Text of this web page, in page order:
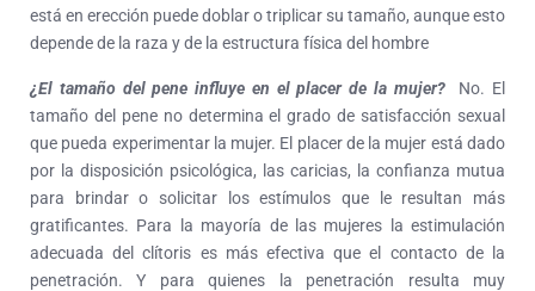
está en erección puede doblar o triplicar su tamaño, aunque esto
depende de la raza y de la estructura física del hombre
¿El tamaño del pene influye en el placer de la mujer?
No. El
tamaño del pene no determina el grado de satisfacción sexual
que pueda experimentar la mujer. El placer de la mujer está dado
por la disposición psicológica, las caricias, la confianza mutua
para brindar o solicitar los estímulos que le resultan más
gratificantes. Para la mayoría de las mujeres la estimulación
adecuada del clítoris es más efectiva que el contacto de la
penetración. Y para quienes la penetración resulta muy